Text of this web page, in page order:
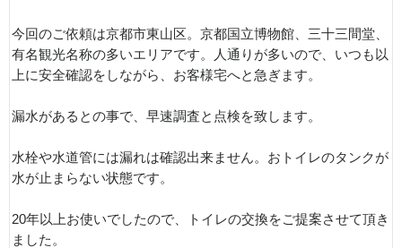
今回のご依頼は京都市東山区。京都国立博物館、三十三間堂、
有名観光名称の多いエリアです。人通りが多いので、いつも以
上に安全確認をしながら、お客様宅へと急ぎます。
漏水があるとの事で、早速調査と点検を致します。
水栓や水道管には漏れは確認出来ません。おトイレのタンクが
水が止まらない状態です。
20年以上お使いでしたので、トイレの交換をご提案させて頂き
ました。